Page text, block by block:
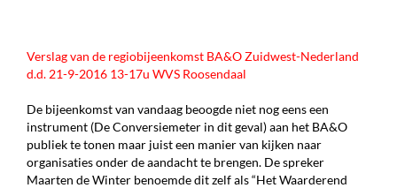
Verslag van de regiobijeenkomst BA&O Zuidwest-Nederland
d.d. 21-9-2016 13-17u WVS Roosendaal
De bijeenkomst van vandaag beoogde niet nog eens een
instrument (De Conversiemeter in dit geval) aan het BA&O
publiek te tonen maar juist een manier van kijken naar
organisaties onder de aandacht te brengen. De spreker
Maarten de Winter benoemde dit zelf als “Het Waarderend